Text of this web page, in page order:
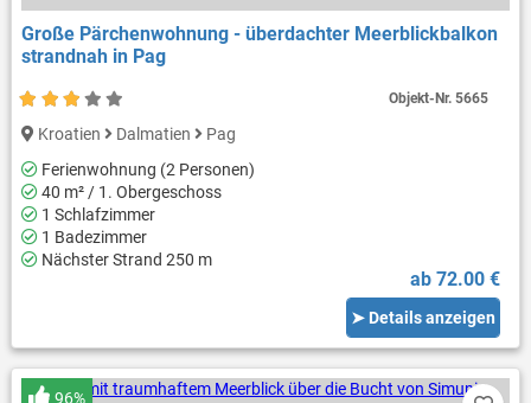
Große Pärchenwohnung - überdachter Meerblickbalkon
strandnah in Pag
Kroatien Dalmatien
Pag
Ferienwohnung (2 Personen)
40 m² / 1. Obergeschoss
1 Schlafzimmer
1 Badezimmer
Nächster Strand 250 m
ab 72.00 €
➤ Details anzeigen
Objekt-Nr.5665
96%